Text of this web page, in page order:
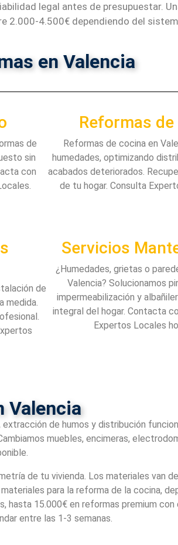
legal antes de presupuestar.
2.000-4.500€ dependiendo del
en Valencia
de
sin
con
Reformas de
Reformas de cocina en
humedades, optimizando
acabados deteriorados.
de tu hogar. Consulta
de
medida.
Servicios
¿Humedades, grietas o
Valencia? Solucionamos
impermeabilización y
integral del hogar. Contacta
Expertos Locales
Valencia
de humos y distribución
muebles, encimeras,
de tu vivienda. Los materiales van
para la reforma de la cocina,
hasta 15.000€ en reformas premium
entre las 1-3 semanas.